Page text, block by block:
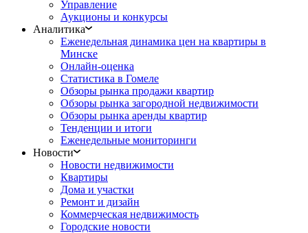
Управление
Аукционы и конкурсы
Аналитика
Еженедельная динамика цен на квартиры в
Минске
Онлайн-оценка
Статистика в Гомеле
Обзоры рынка продажи квартир
Обзоры рынка загородной недвижимости
Обзоры рынка аренды квартир
Тенденции и итоги
Еженедельные мониторинги
Новости
Новости недвижимости
Квартиры
Дома и участки
Ремонт и дизайн
Коммерческая недвижимость
Городские новости